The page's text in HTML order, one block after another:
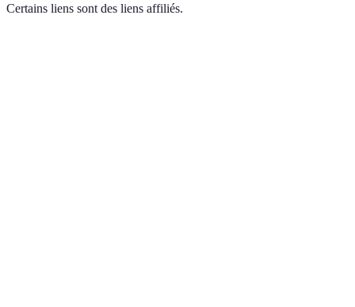
Certains liens sont des liens affiliés.